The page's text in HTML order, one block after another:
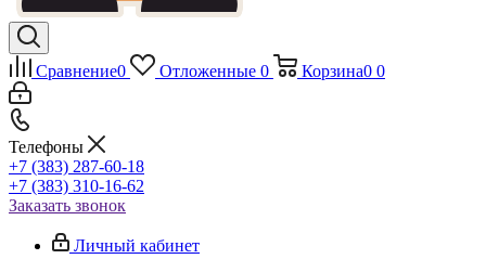
Сравнение0 Отложенные 0 Корзина0 0
Телефоны
+7 (383) 287-60-18
+7 (383) 310-16-62
Заказать звонок
Личный кабинет